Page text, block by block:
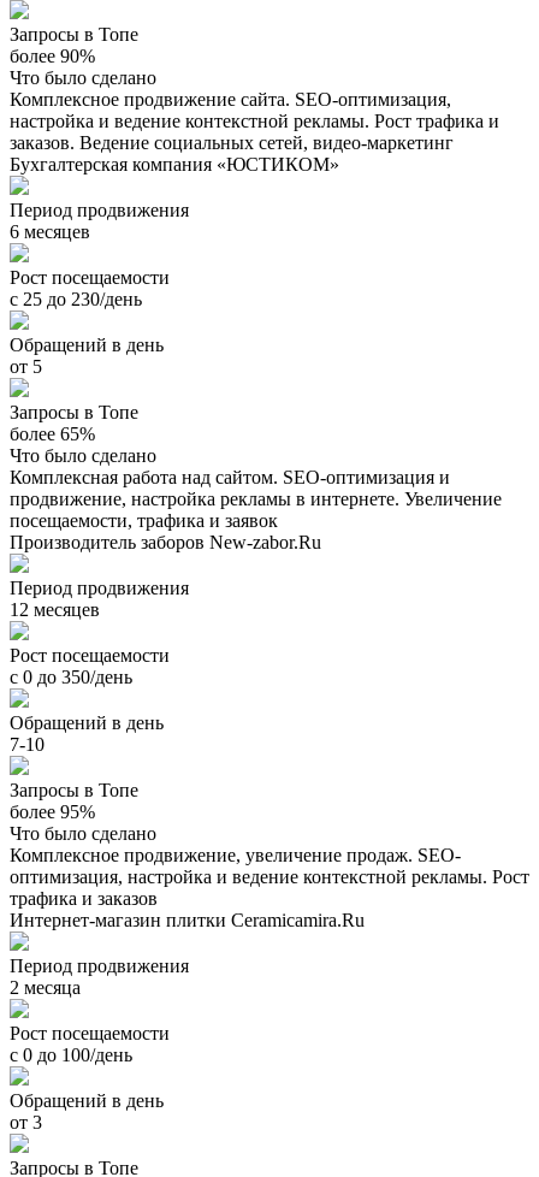
Запросы в Топе
более 90%
Что было сделано
Комплексное продвижение сайта. SEO-оптимизация,
настройка и ведение контекстной рекламы. Рост трафика и
заказов. Ведение социальных сетей, видео-маркетинг
Бухгалтерская компания «ЮСТИКОМ»
Период продвижения
6 месяцев
Рост посещаемости
с 25 до 230/день
Обращений в день
от 5
Запросы в Топе
более 65%
Что было сделано
Комплексная работа над сайтом. SEO-оптимизация и
продвижение, настройка рекламы в интернете. Увеличение
посещаемости, трафика и заявок
Производитель заборов New-zabor.Ru
Период продвижения
12 месяцев
Рост посещаемости
с 0 до 350/день
Обращений в день
7-10
Запросы в Топе
более 95%
Что было сделано
Комплексное продвижение, увеличение продаж. SEO-
оптимизация, настройка и ведение контекстной рекламы. Рост
трафика и заказов
Интернет-магазин плитки Ceramicamira.Ru
Период продвижения
2 месяца
Рост посещаемости
с 0 до 100/день
Обращений в день
от 3
Запросы в Топе